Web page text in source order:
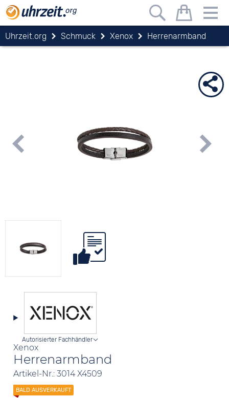
Uhrzeit.org Schmuck Xenox Herrenarmband
Xenox
Herrenarmband
Artikel-Nr.: 3014 X4509
Autorisierter Fachhändler